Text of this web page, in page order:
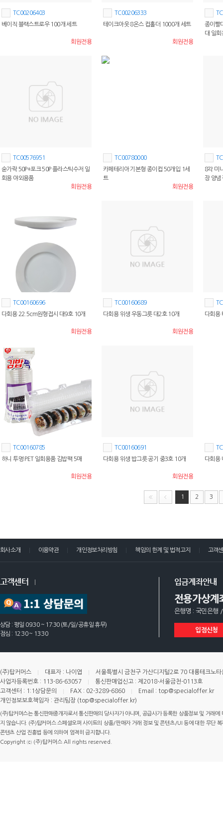
TC00206403
베이직 블랙스트로우 100개 세트
회원전용
TC00206333
테이크아웃 8온스 컵홀더 1000개 세트
회원전용
종이빨
대 일회
TC00576951
숟가락 50P+포크 50P 플라스틱수저 일
회용 야외용품
회원전용
TC00780000
카페테리아 기본형 종이컵 50개입 1세
트
회원전용
8각 미
장 양념
TC00160696
다회용 22.5cm원형접시 대9호 10개
회원전용
TC00160689
다회용 위생 우동그릇 대2호 10개
회원전용
다회용
TC00160785
하니 투명 PET 일회용품 김밥팩 5매
회원전용
TC00160691
다회용 위생 밥그릇 공기 중3호 10개
회원전용
다회용
1 2 3
회사소개 이용약관 개인정보처리방침 책임의 한계 및 법적고지 고객
고객센터
상담 : 평일 09:30 ~ 17:30 (토/일/공휴일 휴무)
점심 : 12:30 ~ 13:30
입금계좌안내
전용가상계
은행명 : 국민은행
입점신청
(주)탑커머스 대표자 : 나이엽
서울특별시 금천구 가산디지털2로 70 대륭테크노
사업자등록번호 : 113-86-63057
통신판매업신고 : 제2018-서울금천-0113호
고객센터 : 1:1상담문의
FAX : 02-3289-6860
Email : top@specialoffer.kr
개인정보보호책임자 : 관리팀장 (top@specialoffer.kr)
(주)탑커머스는 통신판매중개자로서 통신판매의 당사자가 아니며, 공급사가 등록한 상품정보 및 거래
지 않습니다. (주)탑커머스 스페셜오퍼 사이트의 상품/판매자 거래 정보 및 콘텐츠/UI 등에 대한 무단
콘텐츠 산업 진흥법 등에 의하여 엄격히 금지합니다.
Copyright ⓒ (주)탑커머스 All rights reserved.